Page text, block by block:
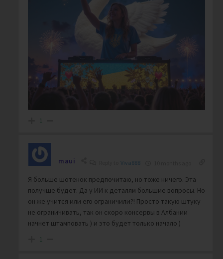
1
maui Viva888
Я больше шотенок предпочитаю, но тоже ничего. Эта
получше будет. Да у ИИ к деталям большие вопросы. Но
он же учится или его ограничили?! Просто такую штуку
не ограничивать, так он скоро консервы в Албании
начнет штамповать ) и это будет только начало )
1